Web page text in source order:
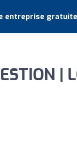
entreprise
|